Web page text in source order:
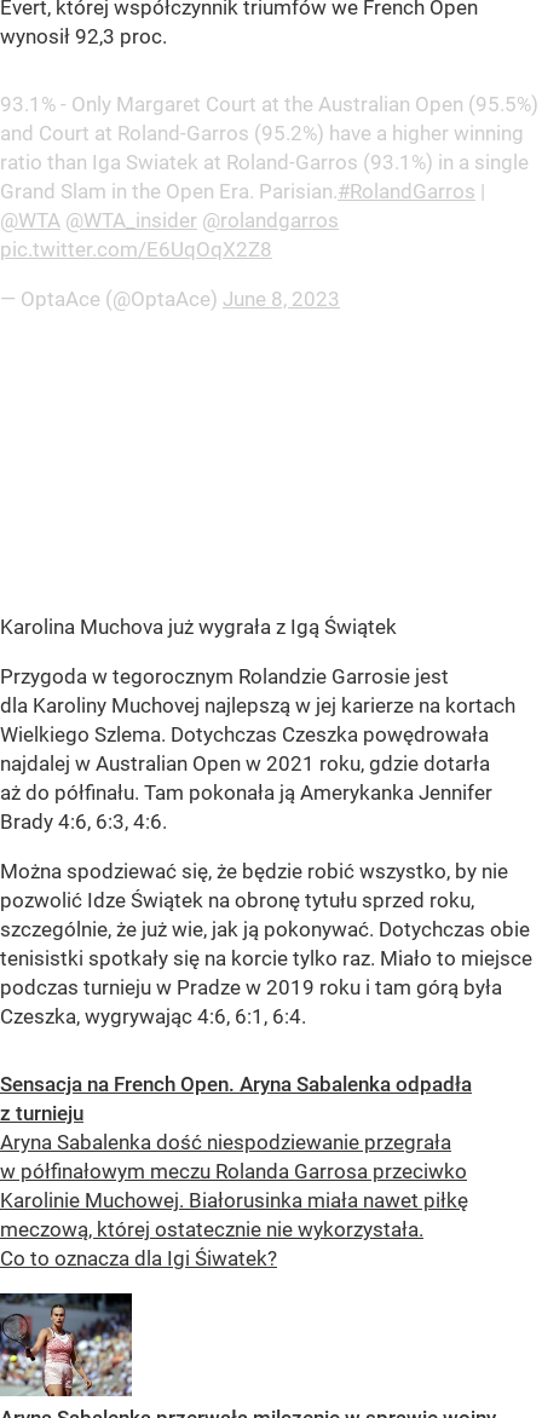
Evert, której współczynnik triumfów we French Open
wynosił 92,3 proc.
93.1% - Only Margaret Court at the Australian Open (95.5%)
and Court at Roland-Garros (95.2%) have a higher winning
ratio than Iga Swiatek at Roland-Garros (93.1%) in a single
Grand Slam in the Open Era. Parisian.#RolandGarros |
@WTA @WTA_insider @rolandgarros
pic.twitter.com/E6UqOqX2Z8
— OptaAce (@OptaAce) June 8, 2023
Karolina Muchova już wygrała z Igą Świątek
Przygoda w tegorocznym Rolandzie Garrosie jest
dla Karoliny Muchovej najlepszą w jej karierze na kortach
Wielkiego Szlema. Dotychczas Czeszka powędrowała
najdalej w Australian Open w 2021 roku, gdzie dotarła
aż do półfinału. Tam pokonała ją Amerykanka Jennifer
Brady 4:6, 6:3, 4:6.
Można spodziewać się, że będzie robić wszystko, by nie
pozwolić Idze Świątek na obronę tytułu sprzed roku,
szczególnie, że już wie, jak ją pokonywać. Dotychczas obie
tenisistki spotkały się na korcie tylko raz. Miało to miejsce
podczas turnieju w Pradze w 2019 roku i tam górą była
Czeszka, wygrywając 4:6, 6:1, 6:4.
Sensacja na French Open. Aryna Sabalenka odpadła
z turnieju
Aryna Sabalenka dość niespodziewanie przegrała
w półfinałowym meczu Rolanda Garrosa przeciwko
Karolinie Muchowej. Białorusinka miała nawet piłkę
meczową, której ostatecznie nie wykorzystała.
Co to oznacza dla Igi Śiwatek?